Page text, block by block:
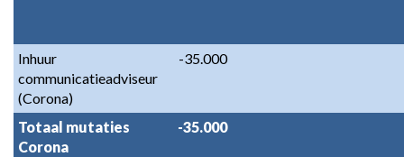
Inhuur
communicatieadviseur
(Corona)
-35.000
Totaal mutaties
Corona
-35.000